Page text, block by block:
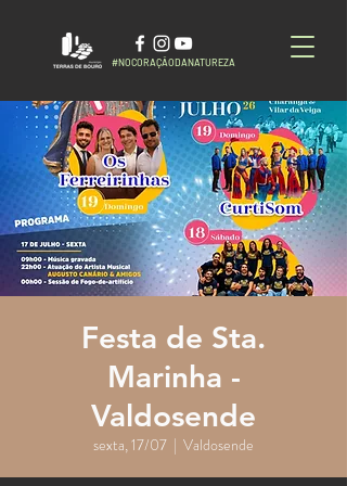
#NOCORAÇÃODANATUREZA
Festa de Sta.
Marinha -
Valdosende
sexta, 17/07
  |
Valdosende